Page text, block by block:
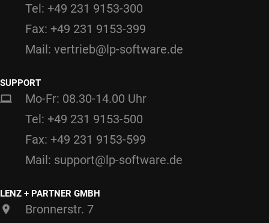
Tel: +49 231 9153-300
Fax: +49 231 9153-399
Mail: vertrieb@lp-software.de
SUPPORT
Mo-Fr: 08.30-14.00 Uhr
Tel: +49 231 9153-500
Fax: +49 231 9153-599
Mail: support@lp-software.de
LENZ + PARTNER GMBH
Bronnerstr. 7